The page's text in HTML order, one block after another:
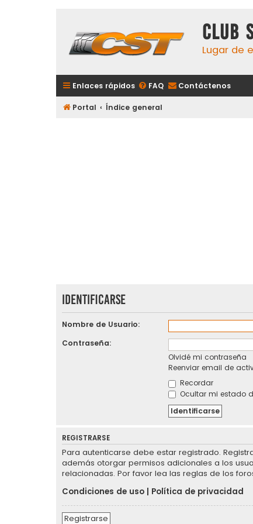
Club
Lugar de
Enlaces rápidos FAQ Contáctenos
Portal Índice general
Identificarse
Nombre de Usuario:
Contraseña:
Olvidé mi contraseña
Reenviar email de
Recordar
Ocultar mi estado
REGISTRARSE
Para autenticarse debe estar registrado.
además otorgar permisos adicionales a los
relacionadas. Por favor lea las reglas de los
Condiciones de uso
Política de privacidad
Registrarse